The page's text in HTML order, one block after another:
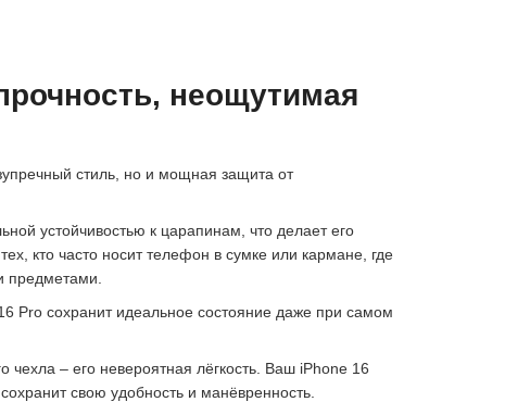
неощутимая
стиль, но и мощная защита от
устойчивостью к царапинам, что делает его
кто часто носит телефон в сумке или кармане, где
предметами.
Pro сохранит идеальное состояние даже при самом
чехла – его невероятная лёгкость. Ваш iPhone 16
свою удобность и манёвренность.